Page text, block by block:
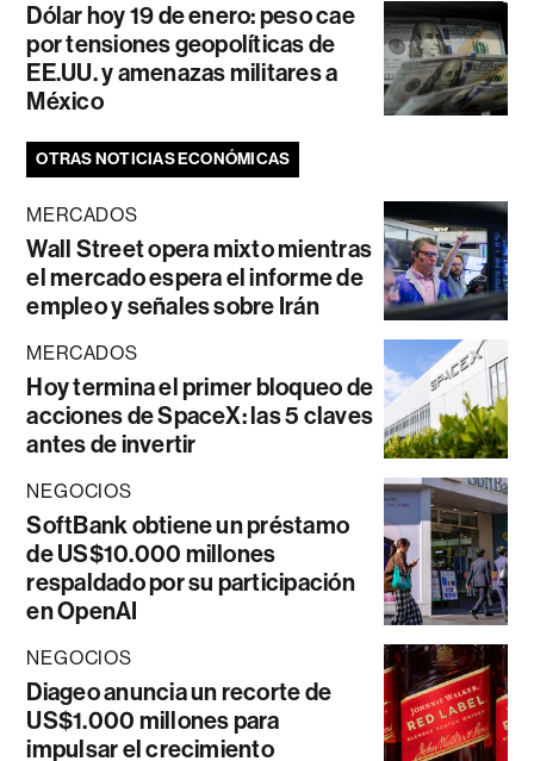
Dólar hoy 19 de enero: peso cae
por tensiones geopolíticas de
EE.UU. y amenazas militares a
México
OTRAS NOTICIAS ECONÓMICAS
MERCADOS
Wall Street opera mixto mientras
el mercado espera el informe de
empleo y señales sobre Irán
MERCADOS
Hoy termina el primer bloqueo de
acciones de SpaceX: las 5 claves
antes de invertir
NEGOCIOS
SoftBank obtiene un préstamo
de US$10.000 millones
respaldado por su participación
en OpenAI
NEGOCIOS
Diageo anuncia un recorte de
US$1.000 millones para
impulsar el crecimiento